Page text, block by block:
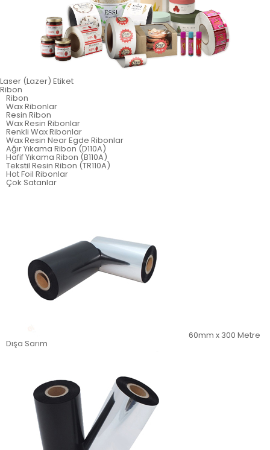
Laser (Lazer) Etiket
Ribon
Ribon
Wax Ribonlar
Resin Ribon
Wax Resin Ribonlar
Renkli Wax Ribonlar
Wax Resin Near Egde Ribonlar
Ağır Yıkama Ribon (D110A)
Hafif Yıkama Ribon (B110A)
Tekstil Resin Ribon (TR110A)
Hot Foil Ribonlar
Çok Satanlar
60mm x 300 Metre
Dışa Sarım